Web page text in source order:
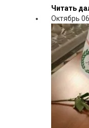
Читать
Октябрь